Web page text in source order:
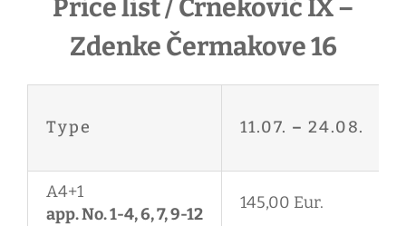
Price list / Crneković IX –
Zdenke Čermakove 16
Type 11.07. – 24.08.
A4+1
app. No. 1-4, 6, 7, 9-12
145,00 Eur.